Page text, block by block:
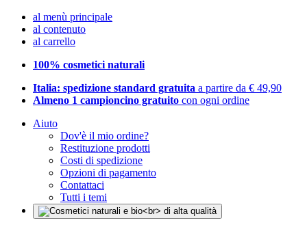
al menù principale
al contenuto
al carrello
100% cosmetici naturali
Italia: spedizione standard gratuita a partire da € 49,90
Almeno 1 campioncino gratuito con ogni ordine
Aiuto
Dov'è il mio ordine?
Restituzione prodotti
Costi di spedizione
Opzioni di pagamento
Contattaci
Tutti i temi